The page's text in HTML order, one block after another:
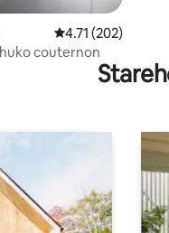
Ukadiriaji wa
4.71 (202)
couternon